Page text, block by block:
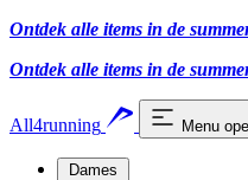
Ontdek alle items in de
Ontdek alle items in de
All4running Menu
Dames